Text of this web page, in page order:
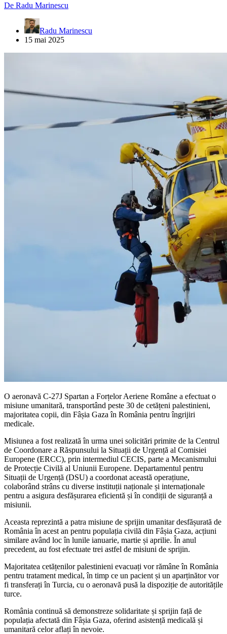
De Radu Marinescu
Radu Marinescu
15 mai 2025
O aeronavă C-27J Spartan a Forțelor Aeriene Române a efectuat o
misiune umanitară, transportând peste 30 de cetățeni palestinieni,
majoritatea copii, din Fâșia Gaza în România pentru îngrijiri
medicale.
Misiunea a fost realizată în urma unei solicitări primite de la Centrul
de Coordonare a Răspunsului la Situații de Urgență al Comisiei
Europene (ERCC), prin intermediul CECIS, parte a Mecanismului
de Protecție Civilă al Uniunii Europene. Departamentul pentru
Situații de Urgență (DSU) a coordonat această operațiune,
colaborând strâns cu diverse instituții naționale și internaționale
pentru a asigura desfășurarea eficientă și în condiții de siguranță a
misiunii.
Aceasta reprezintă a patra misiune de sprijin umanitar desfășurată de
România în acest an pentru populația civilă din Fâșia Gaza, acțiuni
similare având loc în lunile ianuarie, martie și aprilie. În anul
precedent, au fost efectuate trei astfel de misiuni de sprijin.
Majoritatea cetățenilor palestinieni evacuați vor rămâne în România
pentru tratament medical, în timp ce un pacient și un aparținător vor
fi transferați în Turcia, cu o aeronavă pusă la dispoziție de autoritățile
turce.
România continuă să demonstreze solidaritate și sprijin față de
populația afectată din Fâșia Gaza, oferind asistență medicală și
umanitară celor aflați în nevoie.